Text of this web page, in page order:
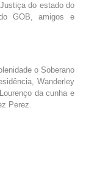
do estado do
GOB, amigos e
o Soberano
Wanderley
da cunha e
Perez.